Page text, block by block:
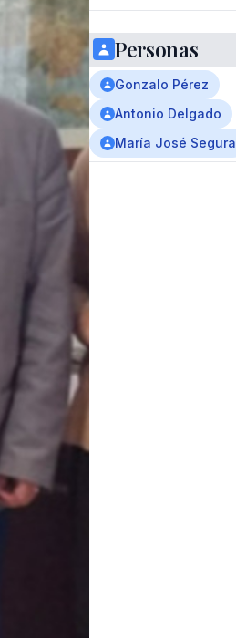
Personas
Gonzalo Pérez
Antonio Delgado
María José Segura